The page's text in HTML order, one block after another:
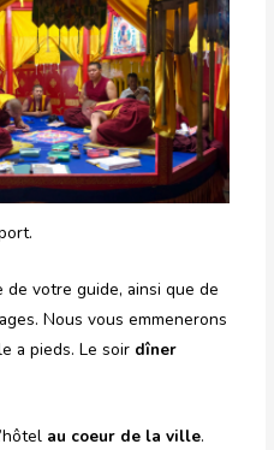
de votre guide, ainsi que de
Nous vous emmenerons
a pieds. Le soir dîner
au coeur de la ville.